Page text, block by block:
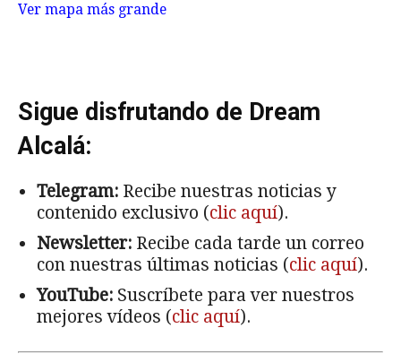
Ver mapa más grande
Sigue disfrutando de Dream
Alcalá:
Telegram: Recibe nuestras noticias y
contenido exclusivo (clic aquí).
Newsletter: Recibe cada tarde un correo
con nuestras últimas noticias (clic aquí).
YouTube: Suscríbete para ver nuestros
mejores vídeos (clic aquí).